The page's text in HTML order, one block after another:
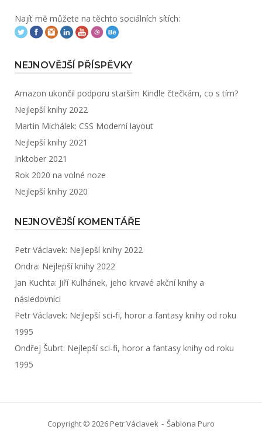
Najít mě můžete na těchto sociálních sítích:
NEJNOVĚJŠÍ PŘÍSPĚVKY
Amazon ukončil podporu starším Kindle čtečkám, co s tím?
Nejlepší knihy 2022
Martin Michálek: CSS Moderní layout
Nejlepší knihy 2021
Inktober 2021
Rok 2020 na volné noze
Nejlepší knihy 2020
NEJNOVĚJŠÍ KOMENTÁŘE
Petr Václavek: Nejlepší knihy 2022
Ondra: Nejlepší knihy 2022
Jan Kuchta: Jiří Kulhánek, jeho krvavé akční knihy a
následovníci
Petr Václavek: Nejlepší sci-fi, horor a fantasy knihy od roku
1995
Ondřej Šubrt: Nejlepší sci-fi, horor a fantasy knihy od roku
1995
Copyright © 2026 Petr Václavek Šablona Puro